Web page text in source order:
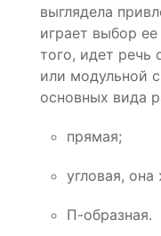
выглядела
играет выбор
того, идет речь
или модульной
основных вида
прямая;
угловая,
П-образная.